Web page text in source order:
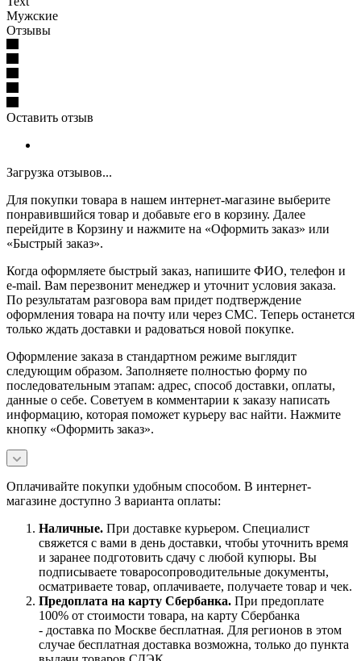
Мужские
Отзывы
Оставить отзыв
Загрузка отзывов...
Для покупки товара в нашем интернет-магазине выберите
понравившийся товар и добавьте его в корзину. Далее
перейдите в Корзину и нажмите на «Оформить заказ» или
«Быстрый заказ».
Когда оформляете быстрый заказ, напишите ФИО, телефон и
e-mail. Вам перезвонит менеджер и уточнит условия заказа.
По результатам разговора вам придет подтверждение
оформления товара на почту или через СМС. Теперь останется
только ждать доставки и радоваться новой покупке.
Оформление заказа в стандартном режиме выглядит
следующим образом. Заполняете полностью форму по
последовательным этапам: адрес, способ доставки, оплаты,
данные о себе. Советуем в комментарии к заказу написать
информацию, которая поможет курьеру вас найти. Нажмите
кнопку «Оформить заказ».
Оплачивайте покупки удобным способом. В интернет-
магазине доступно 3 варианта оплаты:
Наличные. При доставке курьером. Специалист
свяжется с вами в день доставки, чтобы уточнить время
и заранее подготовить сдачу с любой купюры. Вы
подписываете товаросопроводительные документы,
осматриваете товар, оплачиваете, получаете товар и чек.
Предоплата на карту Сбербанка. При предоплате
100% от стоимости товара, на карту Сбербанка
- доставка по Москве бесплатная. Для регионов в этом
случае бесплатная доставка возможна, только до пункта